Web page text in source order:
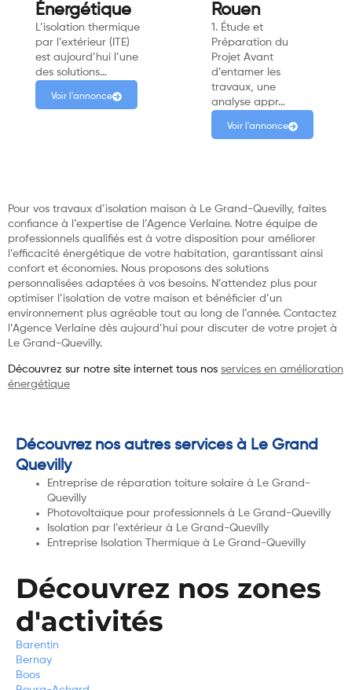
Énergétique
L’isolation thermique
par l’extérieur (ITE)
est aujourd’hui l’une
des solutions…
Voir l'annonce
Rouen
1. Étude et
Préparation du
Projet Avant
d’entamer les
travaux, une
analyse appr…
Voir l'annonce
Pour vos travaux d’isolation maison à Le Grand-Quevilly, faites
confiance à l’expertise de l’Agence Verlaine. Notre équipe de
professionnels qualifiés est à votre disposition pour améliorer
l’efficacité énergétique de votre habitation, garantissant ainsi
confort et économies. Nous proposons des solutions
personnalisées adaptées à vos besoins. N’attendez plus pour
optimiser l’isolation de votre maison et bénéficier d’un
environnement plus agréable tout au long de l’année. Contactez
l’Agence Verlaine dès aujourd’hui pour discuter de votre projet à
Le Grand-Quevilly.
Découvrez sur notre site internet tous nos services en amélioration
énergétique
Découvrez nos autres services à Le Grand
Quevilly
Entreprise de réparation toiture solaire à Le Grand-
Quevilly
Photovoltaïque pour professionnels à Le Grand-Quevilly
Isolation par l’extérieur à Le Grand-Quevilly
Entreprise Isolation Thermique à Le Grand-Quevilly
Découvrez nos zones
d'activités
Barentin
Bernay
Boos